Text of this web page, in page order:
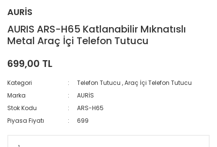
AURİS
AURIS ARS-H65 Katlanabilir Mıknatıslı
Metal Araç İçi Telefon Tutucu
699,00 TL
Kategori Telefon Tutucu ,Araç İçi Telefon Tutucu
Marka
AURİS
Stok Kodu
ARS-H65
Piyasa Fiyatı
699